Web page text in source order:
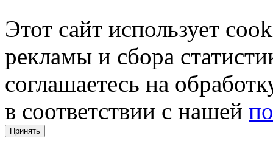
Этот сайт использует
рекламы и сбора
соглашаетесь на
в соответствии с нашей
Принять